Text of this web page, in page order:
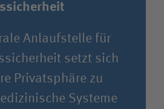
Anlaufstelle für
setzt sich
Privatsphäre zu
Systeme